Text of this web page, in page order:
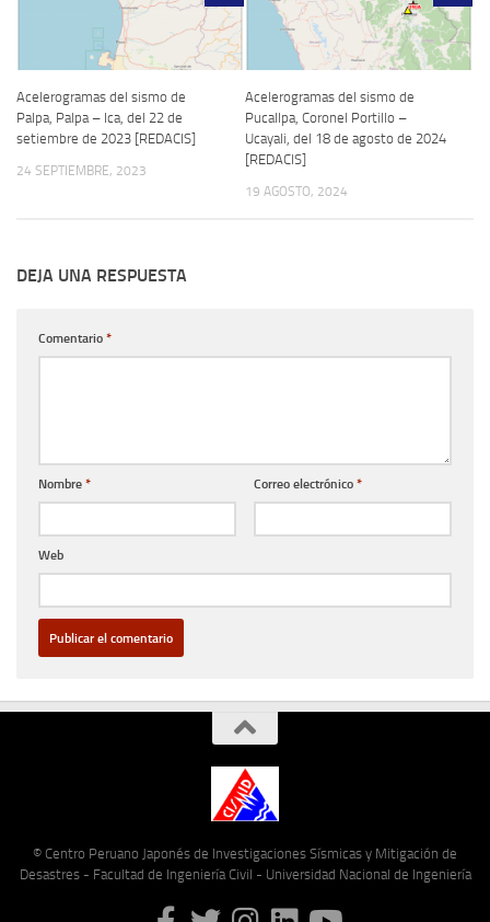
Acelerogramas del sismo de
Palpa, Palpa – Ica, del 22 de
setiembre de 2023 [REDACIS]
24 SEPTIEMBRE, 2023
Acelerogramas del sismo de
Pucallpa, Coronel Portillo –
Ucayali, del 18 de agosto de 2024
[REDACIS]
19 AGOSTO, 2024
DEJA UNA RESPUESTA
Comentario *
Nombre * Correo electrónico *
Web
© Centro Peruano Japonés de Investigaciones Sísmicas y Mitigación de
Desastres - Facultad de Ingeniería Civil - Universidad Nacional de Ingeniería